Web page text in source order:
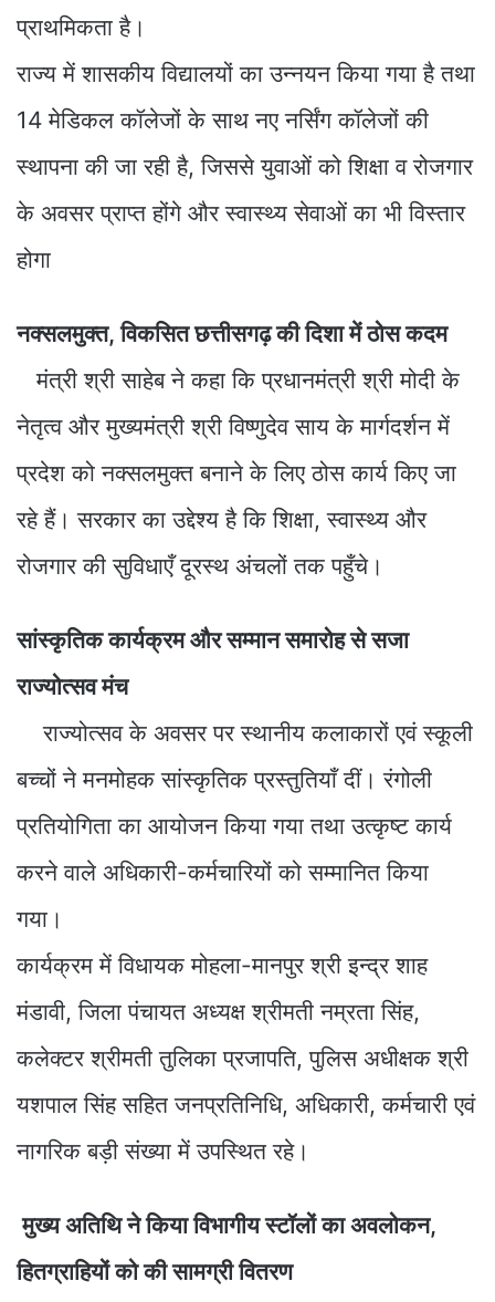
प्राथमिकता है।
राज्य में शासकीय विद्यालयों का उन्नयन किया गया है तथा
14 मेडिकल कॉलेजों के साथ नए नर्सिंग कॉलेजों की
स्थापना की जा रही है, जिससे युवाओं को शिक्षा व रोजगार
के अवसर प्राप्त होंगे और स्वास्थ्य सेवाओं का भी विस्तार
होगा
नक्सलमुक्त, विकसित छत्तीसगढ़ की दिशा में ठोस कदम
मंत्री श्री साहेब ने कहा कि प्रधानमंत्री श्री मोदी के
नेतृत्व और मुख्यमंत्री श्री विष्णुदेव साय के मार्गदर्शन में
प्रदेश को नक्सलमुक्त बनाने के लिए ठोस कार्य किए जा
रहे हैं। सरकार का उद्देश्य है कि शिक्षा, स्वास्थ्य और
रोजगार की सुविधाएँ दूरस्थ अंचलों तक पहुँचे।
सांस्कृतिक कार्यक्रम और सम्मान समारोह से सजा
राज्योत्सव मंच
राज्योत्सव के अवसर पर स्थानीय कलाकारों एवं स्कूली
बच्चों ने मनमोहक सांस्कृतिक प्रस्तुतियाँ दीं। रंगोली
प्रतियोगिता का आयोजन किया गया तथा उत्कृष्ट कार्य
करने वाले अधिकारी-कर्मचारियों को सम्मानित किया
गया।
कार्यक्रम में विधायक मोहला-मानपुर श्री इन्द्र शाह
मंडावी, जिला पंचायत अध्यक्ष श्रीमती नम्रता सिंह,
कलेक्टर श्रीमती तुलिका प्रजापति, पुलिस अधीक्षक श्री
यशपाल सिंह सहित जनप्रतिनिधि, अधिकारी, कर्मचारी एवं
नागरिक बड़ी संख्या में उपस्थित रहे।
मुख्य अतिथि ने किया विभागीय स्टॉलों का अवलोकन,
हितग्राहियों को की सामग्री वितरण